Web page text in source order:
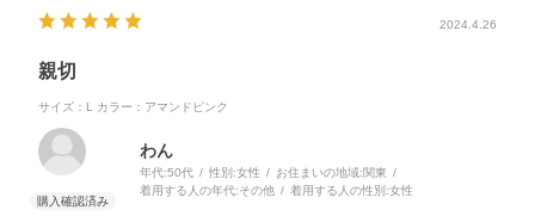
2024.4.26
親切
サイズ：L カラー：アマンドピンク
わん
年代:50代 性別:女性 お住まいの地域:関東
着用する人の年代:その他 着用する人の性別:女性